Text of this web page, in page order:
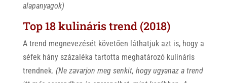
alapanyagok)
Top 18 kulináris trend (2018)
A trend megnevezését követően láthatjuk azt is, hogy a
séfek hány százaléka tartotta meghatározó kulináris
trendnek. (Ne zavarjon meg senkit, hogy ugyanaz a trend